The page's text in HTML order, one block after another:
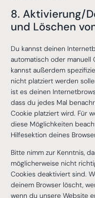
8. Aktivierung/
und Löschen
Du kannst deinen
automatisch oder manuell
kannst außerdem
nicht platziert werden
ist es deinen
dass du jedes Mal
Cookie platziert wird. Für
diese Möglichkeiten
Hilfesektion deines
Bitte nimm zur Kenntnis,
möglicherweise nicht
Cookies deaktiviert sind.
deinem Browser löscht,
wenn du unsere Website